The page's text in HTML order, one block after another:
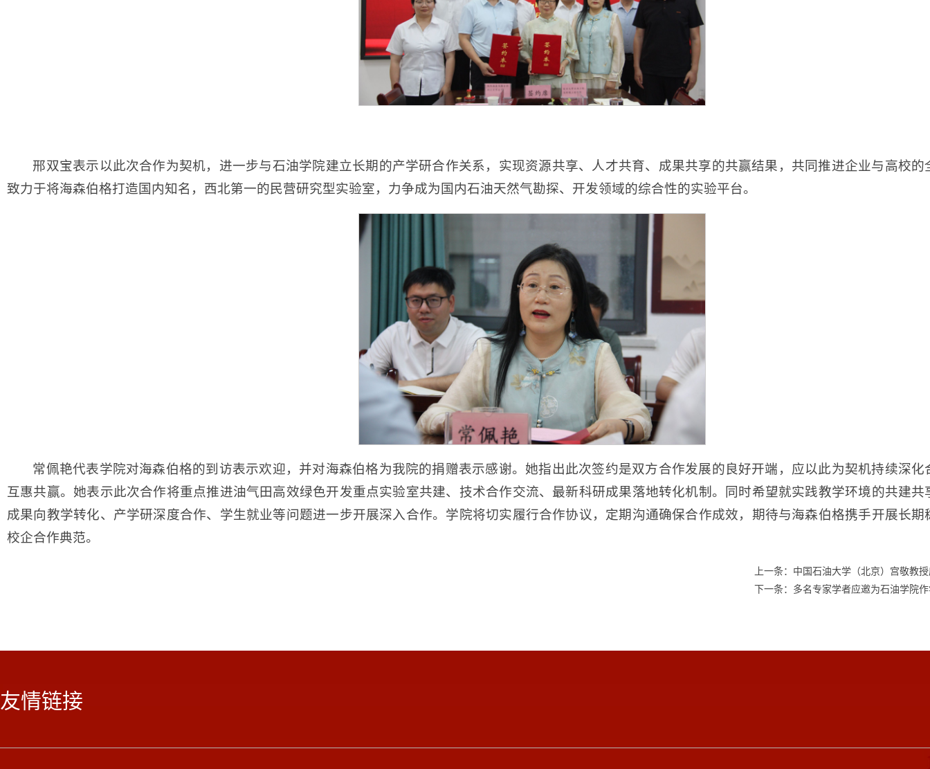
邢双宝表示以此次合作为契机，进一步与石油学院建立长期的产学研合作关系，实现资源共享、人才共育、成果共享的共赢结果，共同推进企业与高校的
致力于将海森伯格打造国内知名，西北第一的民营研究型实验室，力争成为国内石油天然气勘探、开发领域的综合性的实验平台。
常佩艳代表学院对海森伯格的到访表示欢迎，并对海森伯格为我院的捐赠表示感谢。她指出此次签约是双方合作发展的良好开端，应以此为契机持续深化
互惠共赢。她表示此次合作将重点推进油气田高效绿色开发重点实验室共建、技术合作交流、最新科研成果落地转化机制。同时希望就实践教学环境的共建共
成果向教学转化、产学研深度合作、学生就业等问题进一步开展深入合作。学院将切实履行合作协议，定期沟通确保合作成效，期待与海森伯格携手开展长期
校企合作典范。
上一条：中国石油大学（北京）宫敬教
下一条：多名专家学者应邀为石油学院
友情链接